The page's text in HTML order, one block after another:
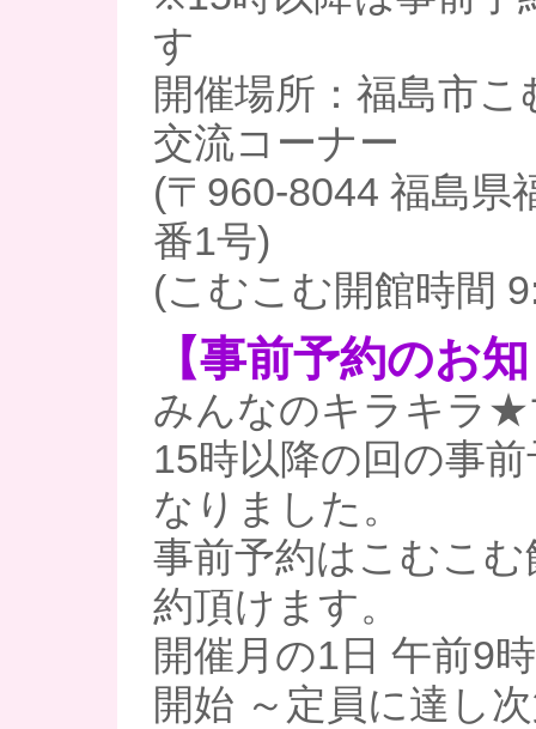
す
開催場所：福島市
交流コーナー
(〒960-8044 福島県
番1号)
(こむこむ開館時間
【事前予約のお
みんなのキラキラ★
15時以降の回の事
なりました。
事前予約はこむこ
約頂けます。
開催月の1日 午前9
開始 ～定員に達し